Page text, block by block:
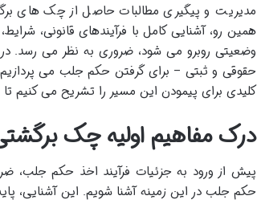
مدیریت و پیگیری مطالبات حاصل از چک های
همین رو، آشنایی کامل با فرآیندهای قانونی،
وضعیتی روبرو می شود، ضروری به نظر می رسد. در
حقوقی و ثبتی – برای گرفتن حکم جلب می
کلیدی برای پیمودن این مسیر را تشریح می کنیم تا
درک مفاهیم اولیه چک
پیش از ورود به جزئیات فرآیند اخذ حکم
حکم جلب در این زمینه آشنا شویم. این آشنایی،